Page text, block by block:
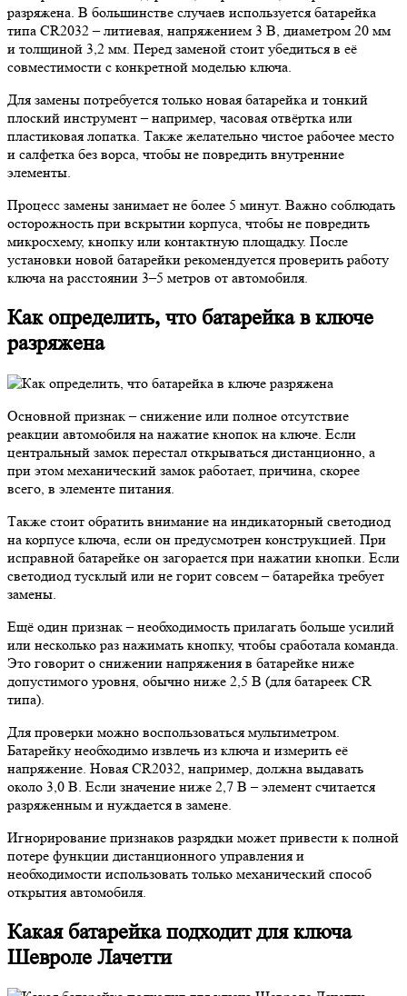
разряжена. В большинстве случаев используется батарейка
типа CR2032 – литиевая, напряжением 3 В, диаметром 20 мм
и толщиной 3,2 мм. Перед заменой стоит убедиться в её
совместимости с конкретной моделью ключа.
Для замены потребуется только новая батарейка и тонкий
плоский инструмент – например, часовая отвёртка или
пластиковая лопатка. Также желательно чистое рабочее место
и салфетка без ворса, чтобы не повредить внутренние
элементы.
Процесс замены занимает не более 5 минут. Важно соблюдать
осторожность при вскрытии корпуса, чтобы не повредить
микросхему, кнопку или контактную площадку. После
установки новой батарейки рекомендуется проверить работу
ключа на расстоянии 3–5 метров от автомобиля.
Как определить, что батарейка в ключе
разряжена
Основной признак – снижение или полное отсутствие
реакции автомобиля на нажатие кнопок на ключе. Если
центральный замок перестал открываться дистанционно, а
при этом механический замок работает, причина, скорее
всего, в элементе питания.
Также стоит обратить внимание на индикаторный светодиод
на корпусе ключа, если он предусмотрен конструкцией. При
исправной батарейке он загорается при нажатии кнопки. Если
светодиод тусклый или не горит совсем – батарейка требует
замены.
Ещё один признак – необходимость прилагать больше усилий
или несколько раз нажимать кнопку, чтобы сработала команда.
Это говорит о снижении напряжения в батарейке ниже
допустимого уровня, обычно ниже 2,5 В (для батареек CR
типа).
Для проверки можно воспользоваться мультиметром.
Батарейку необходимо извлечь из ключа и измерить её
напряжение. Новая CR2032, например, должна выдавать
около 3,0 В. Если значение ниже 2,7 В – элемент считается
разряженным и нуждается в замене.
Игнорирование признаков разрядки может привести к полной
потере функции дистанционного управления и
необходимости использовать только механический способ
открытия автомобиля.
Какая батарейка подходит для ключа
Шевроле Лачетти